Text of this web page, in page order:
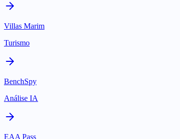
Villas Marim
Turismo
BenchSpy
Análise IA
EAA Pass